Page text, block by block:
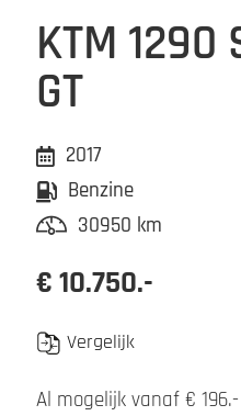
KTM 1290
GT
2017
Benzine
30950 km
€ 10.750.-
Vergelijk
Al mogelijk vanaf €